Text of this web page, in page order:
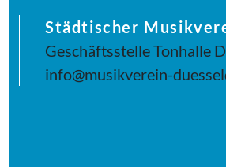
Städtischer
Geschäftsstelle Tonhalle
info@musikverein-